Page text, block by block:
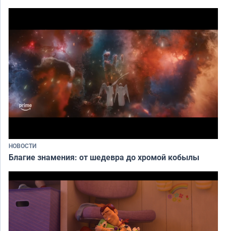
НОВОСТИ
Благие знамения: от шедевра до хромой кобылы